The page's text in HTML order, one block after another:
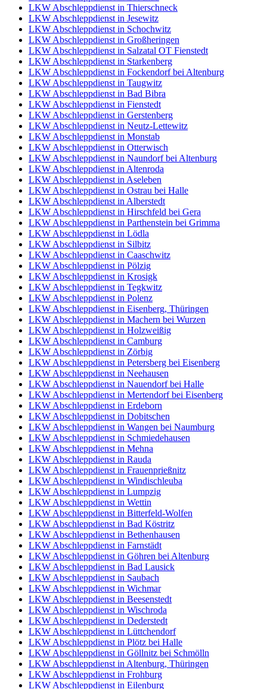
LKW Abschleppdienst in Thierschneck
LKW Abschleppdienst in Jesewitz
LKW Abschleppdienst in Schochwitz
LKW Abschleppdienst in Großheringen
LKW Abschleppdienst in Salzatal OT Fienstedt
LKW Abschleppdienst in Starkenberg
LKW Abschleppdienst in Fockendorf bei Altenburg
LKW Abschleppdienst in Taugwitz
LKW Abschleppdienst in Bad Bibra
LKW Abschleppdienst in Fienstedt
LKW Abschleppdienst in Gerstenberg
LKW Abschleppdienst in Neutz-Lettewitz
LKW Abschleppdienst in Monstab
LKW Abschleppdienst in Otterwisch
LKW Abschleppdienst in Naundorf bei Altenburg
LKW Abschleppdienst in Altenroda
LKW Abschleppdienst in Aseleben
LKW Abschleppdienst in Ostrau bei Halle
LKW Abschleppdienst in Alberstedt
LKW Abschleppdienst in Hirschfeld bei Gera
LKW Abschleppdienst in Parthenstein bei Grimma
LKW Abschleppdienst in Lödla
LKW Abschleppdienst in Silbitz
LKW Abschleppdienst in Caaschwitz
LKW Abschleppdienst in Pölzig
LKW Abschleppdienst in Krosigk
LKW Abschleppdienst in Tegkwitz
LKW Abschleppdienst in Polenz
LKW Abschleppdienst in Eisenberg, Thüringen
LKW Abschleppdienst in Machern bei Wurzen
LKW Abschleppdienst in Holzweißig
LKW Abschleppdienst in Camburg
LKW Abschleppdienst in Zörbig
LKW Abschleppdienst in Petersberg bei Eisenberg
LKW Abschleppdienst in Neehausen
LKW Abschleppdienst in Nauendorf bei Halle
LKW Abschleppdienst in Mertendorf bei Eisenberg
LKW Abschleppdienst in Erdeborn
LKW Abschleppdienst in Dobitschen
LKW Abschleppdienst in Wangen bei Naumburg
LKW Abschleppdienst in Schmiedehausen
LKW Abschleppdienst in Mehna
LKW Abschleppdienst in Rauda
LKW Abschleppdienst in Frauenprießnitz
LKW Abschleppdienst in Windischleuba
LKW Abschleppdienst in Lumpzig
LKW Abschleppdienst in Wettin
LKW Abschleppdienst in Bitterfeld-Wolfen
LKW Abschleppdienst in Bad Köstritz
LKW Abschleppdienst in Bethenhausen
LKW Abschleppdienst in Farnstädt
LKW Abschleppdienst in Göhren bei Altenburg
LKW Abschleppdienst in Bad Lausick
LKW Abschleppdienst in Saubach
LKW Abschleppdienst in Wichmar
LKW Abschleppdienst in Beesenstedt
LKW Abschleppdienst in Wischroda
LKW Abschleppdienst in Dederstedt
LKW Abschleppdienst in Lüttchendorf
LKW Abschleppdienst in Plötz bei Halle
LKW Abschleppdienst in Göllnitz bei Schmölln
LKW Abschleppdienst in Altenburg, Thüringen
LKW Abschleppdienst in Frohburg
LKW Abschleppdienst in Eilenburg